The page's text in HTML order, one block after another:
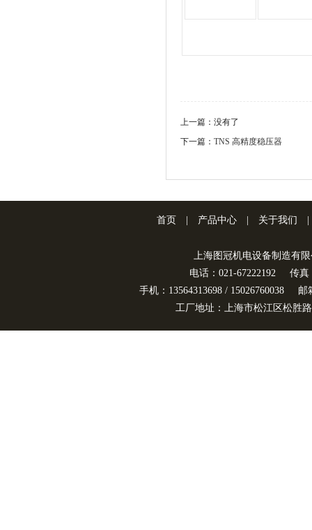
上一篇：没有了
下一篇： TNS 高精度稳压器
首页 产品中心 关于我们
上海图冠机电设备制造有
电话：021-67222192
传真
手机：13564313698 / 15026760038
邮
工厂地址：上海市松江区松胜